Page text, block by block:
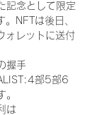
記念として限定
NFTは後日、
ォレットに送付
握手
部5部6
。
は